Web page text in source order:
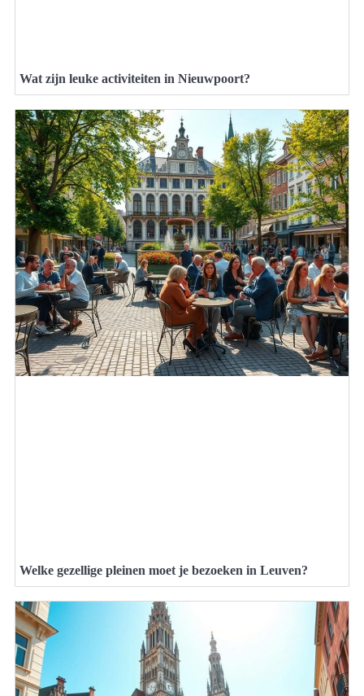
Wat zijn leuke activiteiten in Nieuwpoort?
Welke gezellige pleinen moet je bezoeken in Leuven?